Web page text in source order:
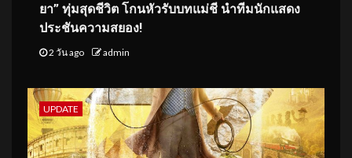
ยา” ทุ่มสุดชีวิต โกนหัวรับบทแม่ชี นำทีมนักแสดง
ประชันความสยอง!
2 วัน ago admin
UPDATE